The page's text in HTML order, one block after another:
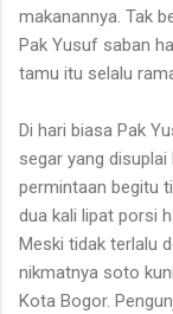
makanannya. Tak
Pak Yusuf saban
tamu itu selalu
Di hari biasa Pak
segar yang disuplai
permintaan begitu
dua kali lipat porsi
Meski tidak terlalu
nikmatnya soto
Kota Bogor.